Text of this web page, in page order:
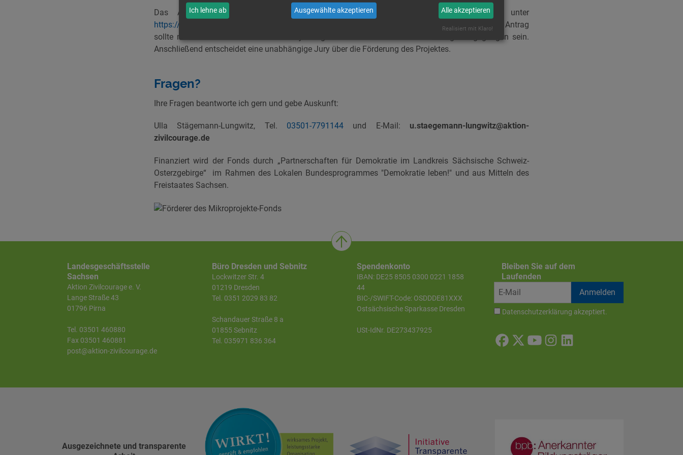
Das Antragsformular und die Förderkriterien sind unter www.vielfalt-soe.desowie unter
https://www.aktion-zivilcourage.de/arbeitsbereiche/anregen/projektfoerderung/
zu finden. Der Antrag
sollte mindestens drei Wochen vor Projektbeginn beim Verein Aktion Zivilcourage eingegangen sein.
Anschließend entscheidet eine unabhängige Jury über die Förderung des Projektes.
Fragen?
Ihre Fragen beantworte ich gern und gebe Auskunft:
Ulla Stägemann-Lungwitz, Tel. 03501-7791144 und E-Mail: u.staegemann-lungwitz@aktion-
zivilcourage.de
Finanziert wird der Fonds durch „Partnerschaften für Demokratie im Landkreis Sächsische Schweiz-
Osterzgebirge“ im Rahmen des Lokalen Bundesprogrammes "Demokratie leben!" und aus Mitteln des
Freistaates Sachsen.
Landesgeschäftsstelle
Sachsen
Aktion Zivilcourage e. V.
Lange Straße 43
01796 Pirna
Tel. 03501 460880
Fax 03501 460881
post@aktion-zivilcourage.de
Büro Dresden und Sebnitz
Lockwitzer Str. 4
01219 Dresden
Tel. 0351 2029 83 82
Schandauer Straße 8 a
01855 Sebnitz
Tel. 035971 836 364
Spendenkonto
IBAN: DE25 8505 0300 0221 1858
44
BIC-/SWIFT-Code: OSDDDE81XXX
Ostsächsische Sparkasse Dresden
USt-IdNr. DE273437925
Bleiben Sie auf dem
Laufenden
Datenschutzerklärung akzeptiert.
Ausgezeichnete und transparente
Ich lehne ab Ausgewählte akzeptieren Alle akzeptieren
Realisiert mit Klaro!